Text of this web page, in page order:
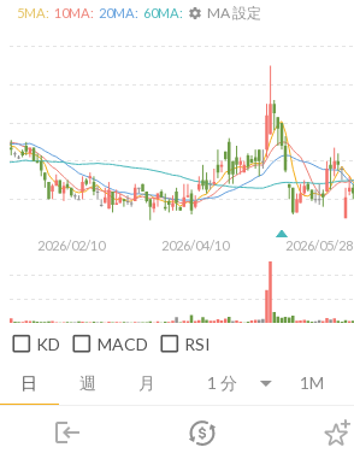
login
市場
日 週 月 1M
2026/02/10 2026/04/10 2026/05/28
5MA: 10MA: 20MA: 60MA: settings MA 設定
KD MACD RSI
推薦卡片 消息面